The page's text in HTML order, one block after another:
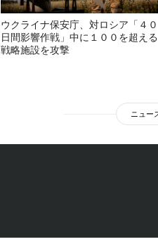
ウクライナ保安庁、対ロシア「４０
日間影響作戦」中に１００を超える
戦略施設を攻撃
ニュー